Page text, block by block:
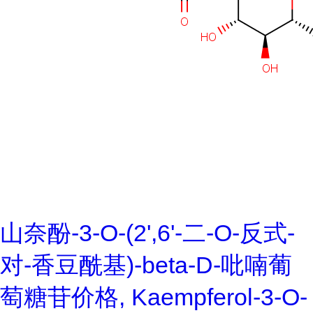
山奈酚-3-O-(2',6'-二-O-反式-
对-香豆酰基)-beta-D-吡喃葡
萄糖苷价格, Kaempferol-3-O-